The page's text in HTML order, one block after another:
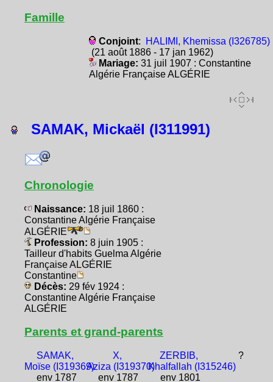
Famille
Conjoint:
HALIMI, Khemissa (I326785)
(21 août 1886 - 17 jan 1962)
Mariage: 31 juil 1907 : Constantine
Algérie Française ALGÉRIE
SAMAK, Mickaël (I311991)
Chronologie
Naissance: 18 juil 1860 :
Constantine Algérie Française
ALGÉRIE
Profession: 8 juin 1905 :
Tailleur d'habits Guelma Algérie
Française ALGÉRIE
Constantine
Décès: 29 fév 1924 :
Constantine Algérie Française
ALGÉRIE
Parents et grand-parents
SAMAK,
Moïse (I319369)
env 1787
X,
Aziza (I319370)
env 1787
ZERBIB,
Khalfallah (I315246)
env 1801
?